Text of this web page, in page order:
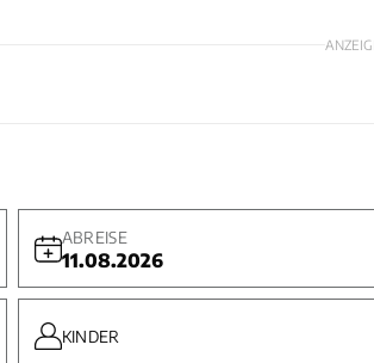
ABREISE
11.08.2026
KINDER